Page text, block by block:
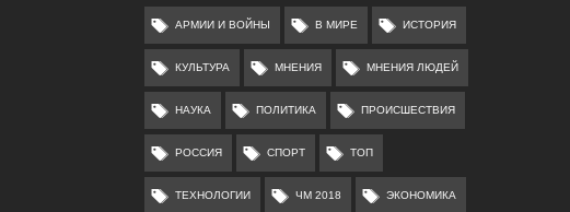
АРМИИ И ВОЙНЫ В МИРЕ ИСТОРИЯ
КУЛЬТУРА МНЕНИЯ МНЕНИЯ ЛЮДЕЙ
НАУКА ПОЛИТИКА ПРОИСШЕСТВИЯ
РОССИЯ СПОРТ ТОП
ТЕХНОЛОГИИ ЧМ 2018 ЭКОНОМИКА